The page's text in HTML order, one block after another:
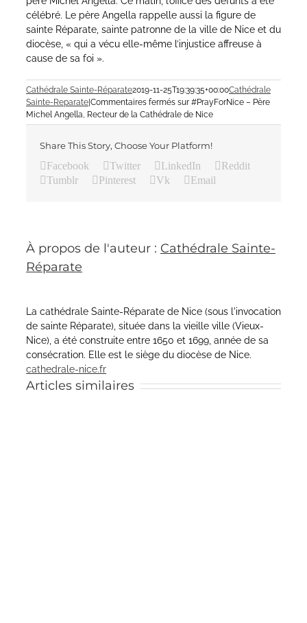
célébré. Le père Angella rappelle aussi la figure de
sainte Réparate, sainte patronne de la ville de Nice et du
diocèse, « qui a vécu elle-même l’injustice affreuse à
cause de sa foi ».
Cathédrale Sainte-Réparate2019-11-25T19:39:35+00:00Cathédrale
Sainte-Reparate|Commentaires fermés sur #PrayForNice – Père
Michel Angella, Recteur de la Cathédrale de Nice
Share This Story, Choose Your Platform!
Facebook Twitter LinkedIn
Reddit
Tumblr
Pinterest Vk Email
À propos de l'auteur : Cathédrale Sainte-
Réparate
La cathédrale Sainte-Réparate de Nice (sous l'invocation
de sainte Réparate), située dans la vieille ville (Vieux-
Nice), a été construite entre 1650 et 1699, année de sa
consécration. Elle est le siège du diocèse de Nice.
cathedrale-nice.fr
Articles similaires